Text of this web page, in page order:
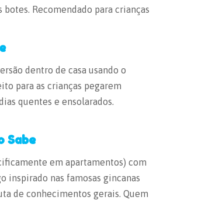
Recomendado para crianças
dentro de casa usando o
para as crianças pegarem
quentes e ensolarados.
Sabe
em apartamentos) com
inspirado nas famosas gincanas
de conhecimentos gerais. Quem